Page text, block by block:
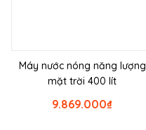
Máy nước nóng năng lượng
mặt trời 400 lít
₫
9.869.000